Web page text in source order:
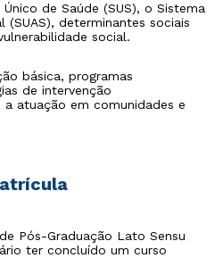
de Saúde (SUS), o Sistema
(SUAS), determinantes sociais
social.
básica, programas
de intervenção
atuação em comunidades e
Pós-Graduação Lato Sensu
ter concluído um curso